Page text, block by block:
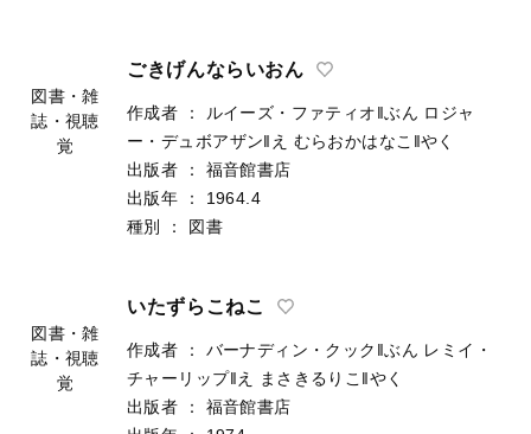
図書・雑
誌・視聴
覚
ごきげんならいおん
作成者 ： ルイーズ・ファティオ‖ぶん ロジャ
ー・デュボアザン‖え むらおかはなこ‖やく
出版者
：
福音館書店
出版年
：
1964.4
種別
： 図書
図書・雑
誌・視聴
覚
いたずらこねこ
作成者 ： バーナディン・クック‖ぶん レミイ・
チャーリップ‖え
まさきるりこ‖やく
出版者
：
福音館書店